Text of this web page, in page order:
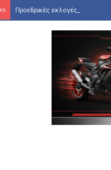
Προεδρικές εκλογές Γαλλία: Η